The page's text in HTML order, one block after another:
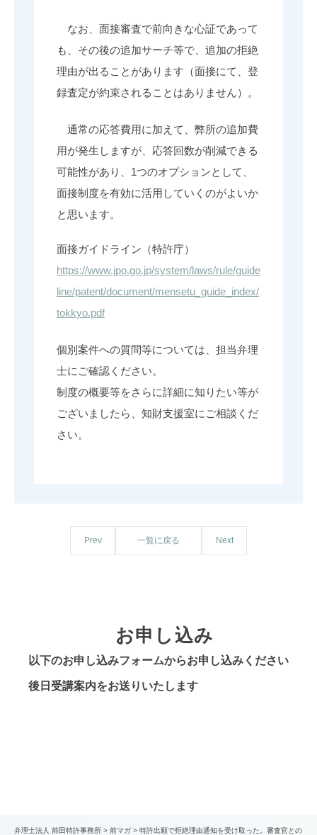
なお、面接審査で前向きな心証であって
も、その後の追加サーチ等で、追加の拒絶
理由が出ることがあります（面接にて、登
録査定が約束されることはありません）。
通常の応答費用に加えて、弊所の追加費
用が発生しますが、応答回数が削減できる
可能性があり、1つのオプションとして、
面接制度を有効に活用していくのがよいか
と思います。
面接ガイドライン（特許庁）
https://www.jpo.go.jp/system/laws/rule/guide
line/patent/document/mensetu_guide_index/
tokkyo.pdf
個別案件への質問等については、担当弁理
士にご確認ください。
制度の概要等をさらに詳細に知りたい等が
ございましたら、知財支援室にご相談くだ
さい。
Prev 一覧に戻る Next
お申し込み
以下のお申し込みフォームからお申し込みください
後日受講案内をお送りいたします
弁理士法人 前田特許事務所 > 前マガ > 特許出願で拒絶理由通知を受け取った。審査官との